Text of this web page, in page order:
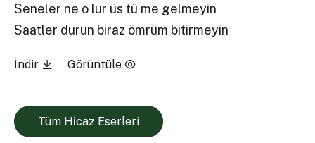
Seneler ne o lur üs tü me gelmeyin
Saatler durun biraz ömrüm bitirmeyin
İndir Görüntüle
Tüm Hi̇caz Eserleri